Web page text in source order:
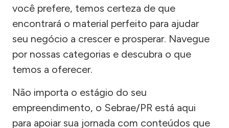
você prefere, temos certeza de que
encontrará o material perfeito para ajudar
seu negócio a crescer e prosperar. Navegue
por nossas categorias e descubra o que
temos a oferecer.
Não importa o estágio do seu
empreendimento, o Sebrae/PR está aqui
para apoiar sua jornada com conteúdos que